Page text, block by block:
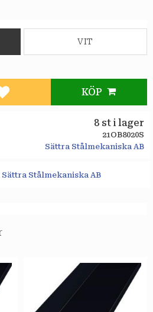
VIT
KÖP
Lägg till i favoriter
8 st i lager
21OB8020S
Sättra Stålmekaniska AB
Stålmekaniska AB